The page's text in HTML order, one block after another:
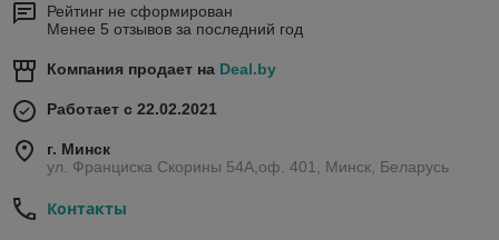
Рейтинг не сформирован
Менее 5 отзывов за последний год
Компания продает на Deal.by
Работает с 22.02.2021
г. Минск
ул. Франциска Скорины 54А,оф. 401, Минск, Беларусь
Контакты